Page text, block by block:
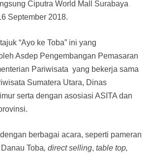
Ciputra World Mall Surabaya
September 2018.
“Ayo ke Toba” ini yang
Asdep Pengembangan Pemasaran
Pariwisata yang bekerja sama
Sumatera Utara, Dinas
serta dengan asosiasi ASITA dan
berbagai acara, seperti pameran
Toba, direct selling, table top,